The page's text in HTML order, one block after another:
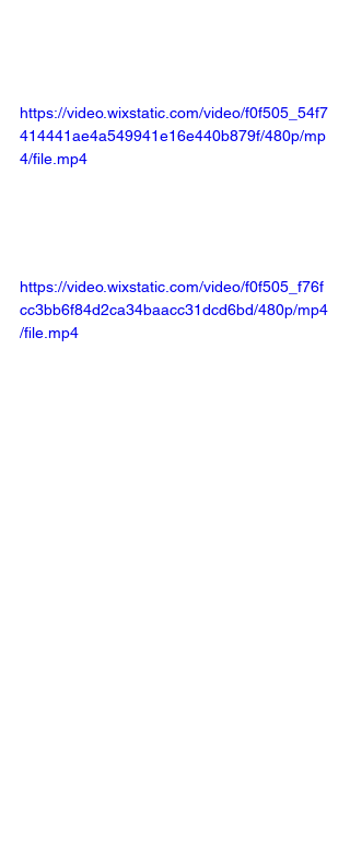
https://video.wixstatic.com/video/f0f505_54f7
414441ae4a549941e16e440b879f/480p/mp
4/file.mp4
https://video.wixstatic.com/video/f0f505_f76f
cc3bb6f84d2ca34baacc31dcd6bd/480p/mp4
/file.mp4